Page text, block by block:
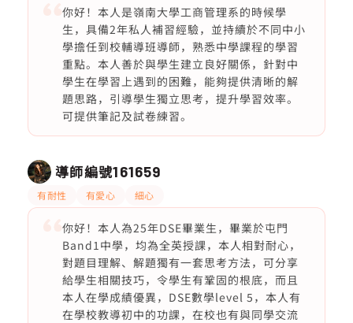
你好！本人是嶺南大學工商管理系的時候學
生，具備2年私人補習經驗，並持續於不同中小
學擔任到校輔導班導師，熟悉中學課程的學習
重點。本人善於與學生建立良好關係，針對中
學生在學習上遇到的困難，能夠提供清晰的解
題思路，引導學生獨立思考，提升學習效率。
可提供筆記及試卷練習。
導師編號161659
有耐性 有愛心 細心
你好！本人為25年DSE畢業生，畢業於屯門
Band1中學，均為全英授課，本人相對耐心，
對題目理解、解題獨有一套思考方法，可分享
給學生相關技巧，令學生有鞏固的根底，而且
本人在學成績優異，DSE數學level 5，本人有
在學校教導初中的功課，在校也有與同學交流